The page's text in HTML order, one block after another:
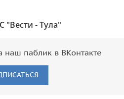
"Вести - Тула"
наш паблик в ВКонтакте